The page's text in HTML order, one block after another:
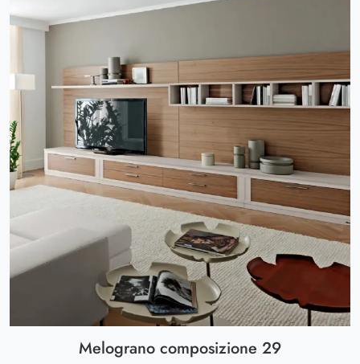
Melograno composizione 29